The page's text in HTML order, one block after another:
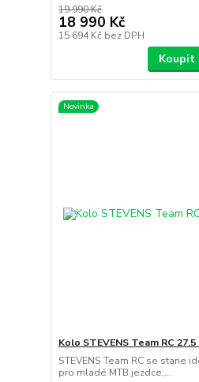
19 990 Kč
18 990 Kč
15 694 Kč bez DPH
Koupit
Novinka
Kolo STEVENS Team RC
STEVENS Team RC se stane
pro mladé MTB jezdce,...